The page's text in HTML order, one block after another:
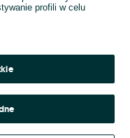
profili w celu